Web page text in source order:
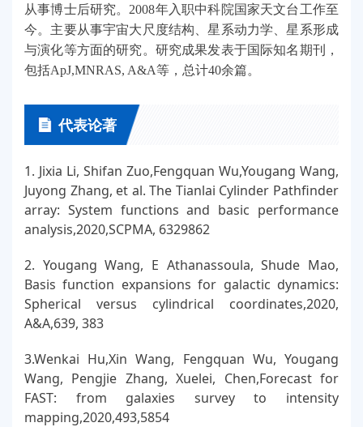
从事博士后研究。2008年入职中科院国家天文台工作至
今。主要从事宇宙大尺度结构、星系动力学、星系形成
与演化等方面的研究。研究成果发表于国际知名期刊，
包括ApJ,MNRAS, A&A等，总计40余篇。
代表论著
1. Jixia Li, Shifan Zuo,Fengquan Wu,Yougang Wang,
Juyong Zhang, et al. The Tianlai Cylinder Pathfinder
array: System functions and basic performance
analysis,2020,SCPMA, 6329862
2. Yougang Wang, E Athanassoula, Shude Mao,
Basis function expansions for galactic dynamics:
Spherical versus cylindrical coordinates,2020,
A&A,639, 383
3.Wenkai Hu,Xin Wang, Fengquan Wu, Yougang
Wang, Pengjie Zhang, Xuelei, Chen,Forecast for
FAST: from galaxies survey to intensity
mapping,2020,493,5854